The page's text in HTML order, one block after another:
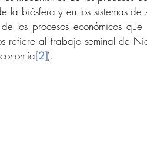
la biósfera y en los sistemas
los procesos económicos
refiere al trabajo seminal de
[2]).